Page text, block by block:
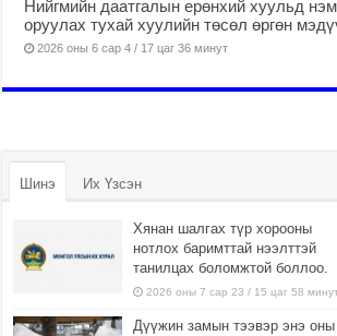
Нийгмийн даатгалын ерөнхий хуульд
оруулах тухай хуулийн төсөл өргөн
2026 оны 6 сар 4 / 17 цаг 36 минут
Шинэ Их Үзсэн
Хянан шалгах түр хорооны
нотлох баримттай нээлттэй
танилцах боломжтой боллоо.
2026 оны 7 сар 23 / 15 цаг 58 минут
Дүүжин замын тээвэр энэ оны